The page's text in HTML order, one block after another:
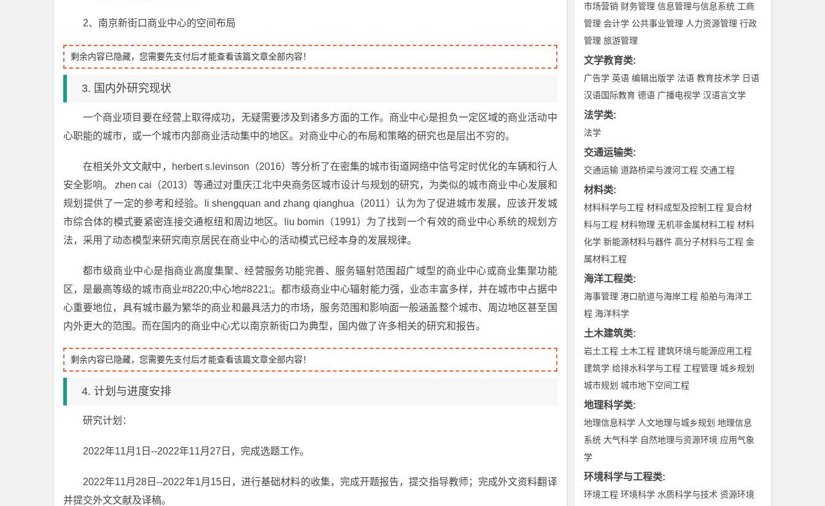
2、南京新街口商业中心的空间布局
剩余内容已隐藏，您需要先支付后才能查看该篇文章全部内容！
3. 国内外研究现状
一个商业项目要在经营上取得成功，无疑需要涉及到诸多方面的工作。商业中心是担负一定区域的商业活动中
心职能的城市，或一个城市内部商业活动集中的地区。对商业中心的布局和策略的研究也是层出不穷的。
在相关外文文献中，herbert s.levinson（2016）等分析了在密集的城市街道网络中信号定时优化的车辆和行人
安全影响。 zhen cai（2013）等通过对重庆江北中央商务区城市设计与规划的研究，为类似的城市商业中心发展和
规划提供了一定的参考和经验。li shengquan and zhang qianghua（2011）认为为了促进城市发展，应该开发城
市综合体的模式要紧密连接交通枢纽和周边地区。liu bomin（1991）为了找到一个有效的商业中心系统的规划方
法，采用了动态模型来研究南京居民在商业中心的活动模式已经本身的发展规律。
都市级商业中心是指商业高度集聚、经营服务功能完善、服务辐射范围超广域型的商业中心或商业集聚功能
区，是最高等级的城市商业#8220;中心地#8221;。都市级商业中心辐射能力强，业态丰富多样，并在城市中占据中
心重要地位，具有城市最为繁华的商业和最具活力的市场，服务范围和影响面一般涵盖整个城市、周边地区甚至国
内外更大的范围。而在国内的商业中心尤以南京新街口为典型，国内做了许多相关的研究和报告。
剩余内容已隐藏，您需要先支付后才能查看该篇文章全部内容！
4. 计划与进度安排
研究计划：
2022年11月1日--2022年11月27日，完成选题工作。
2022年11月28日--2022年1月15日，进行基础材料的收集，完成开题报告，提交指导教师；完成外文资料翻译
并提交外文文献及译稿。
市场营销 财务管理 信息管理与信息系统 工商
管理 会计学 公共事业管理 人力资源管理 行政
管理 旅游管理
文学教育类:
广告学 英语 编辑出版学 法语 教育技术学 日语
汉语国际教育 德语 广播电视学 汉语言文学
法学类:
法学
交通运输类:
交通运输 道路桥梁与渡河工程 交通工程
材料类:
材料科学与工程 材料成型及控制工程 复合材
料与工程 材料物理 无机非金属材料工程 材料
化学 新能源材料与器件 高分子材料与工程 金
属材料工程
海洋工程类:
海事管理 港口航道与海岸工程 船舶与海洋工
程 海洋科学
土木建筑类:
岩土工程 土木工程 建筑环境与能源应用工程
建筑学 给排水科学与工程 工程管理 城乡规划
城市规划 城市地下空间工程
地理科学类:
地理信息科学 人文地理与城乡规划 地理信息
系统 大气科学 自然地理与资源环境 应用气象
学
环境科学与工程类:
环境工程 环境科学 水质科学与技术 资源环境